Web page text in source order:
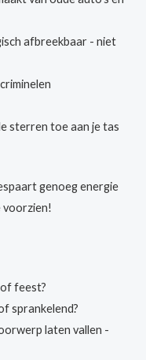
afbreekbaar - niet
sterren toe aan je tas
genoeg energie
voorzien!
feest?
sprankelend?
laten vallen -